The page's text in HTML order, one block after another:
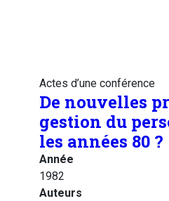
Actes d’une conférence
De nouvelles
gestion du
les années 80 ?
Année
1982
Auteurs